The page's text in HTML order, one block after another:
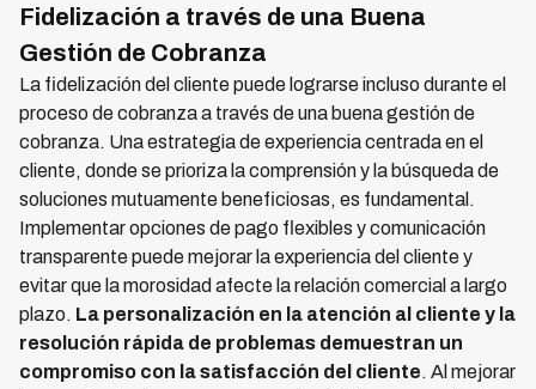
Fidelización a través de una Buena
Gestión de Cobranza
La fidelización del cliente puede lograrse incluso durante el
proceso de cobranza a través de una buena gestión de
cobranza. Una estrategia de experiencia centrada en el
cliente, donde se prioriza la comprensión y la búsqueda de
soluciones mutuamente beneficiosas, es fundamental.
Implementar opciones de pago flexibles y comunicación
transparente puede mejorar la experiencia del cliente y
evitar que la morosidad afecte la relación comercial a largo
plazo. La personalización en la atención al cliente y la
resolución rápida de problemas demuestran un
compromiso con la satisfacción del cliente. Al mejorar